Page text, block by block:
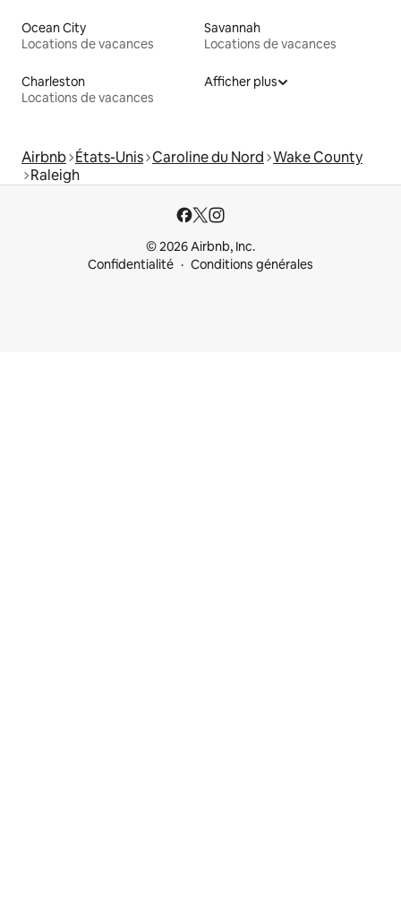
Ocean City
Locations de vacances
Savannah
Locations de vacances
Charleston
Locations de vacances
Afficher plus
Airbnb États-Unis Caroline du Nord Wake County
Raleigh
© 2026 Airbnb, Inc.
Confidentialité
Conditions générales